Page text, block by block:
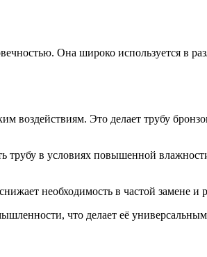
Она широко используется в
воздействиям. Это делает трубу
трубу в условиях повышенной
необходимость в частой замене и
что делает её